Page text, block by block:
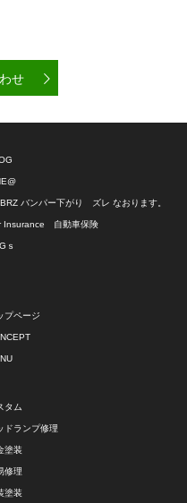
せ
バンパー下がり ズレ なおります。
Insurance 自動車保険
ｓ
プページ
タム
ドランプ修理
塗装
修理
塗装